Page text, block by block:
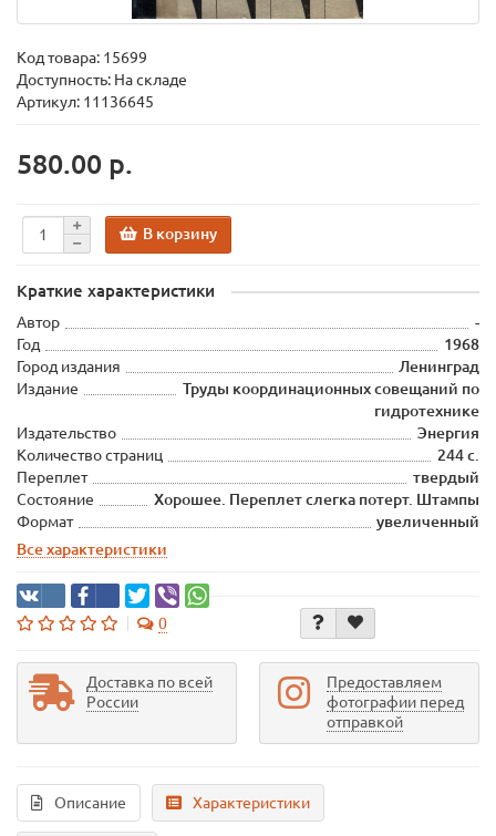
Код товара: 15699
Доступность: На складе
Артикул: 11136645
580.00 р.
В корзину
Краткие характеристики
Автор
-
Год
1968
Город издания
Ленинград
Издание
Труды координационных совещаний по
гидротехнике
Издательство
Энергия
Количество страниц
244 с.
Переплет
твердый
Состояние
Хорошее. Переплет слегка потерт. Штампы
Формат
увеличенный
Все характеристики
0
Доставка по всей
России
Предоставляем
фотографии перед
отправкой
Описание Характеристики